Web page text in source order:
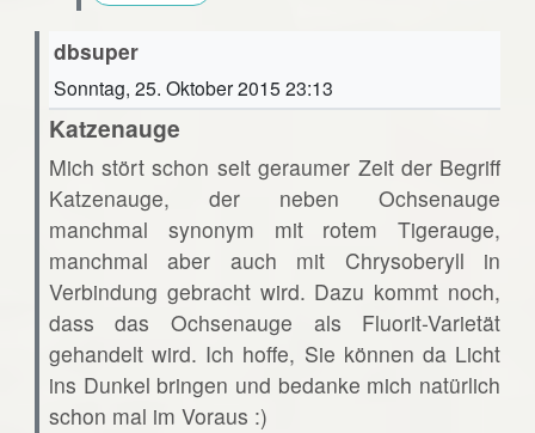
dbsuper
Sonntag, 25. Oktober 2015 23:13
Katzenauge
Mich stört schon seit geraumer Zeit der Begriff
Katzenauge, der neben Ochsenauge
manchmal synonym mit rotem Tigerauge,
manchmal aber auch mit Chrysoberyll in
Verbindung gebracht wird. Dazu kommt noch,
dass das Ochsenauge als Fluorit-Varietät
gehandelt wird. Ich hoffe, Sie können da Licht
ins Dunkel bringen und bedanke mich natürlich
schon mal im Voraus :)